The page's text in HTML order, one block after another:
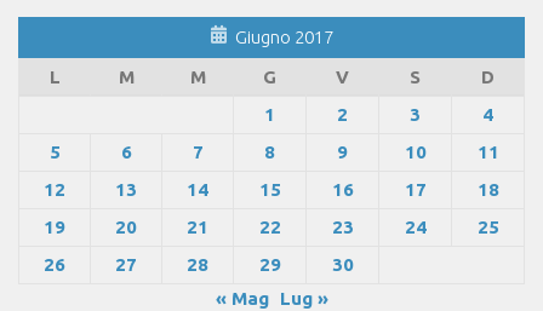
Giugno 2017
L
M M G V S
D
1
2 3
4
5
6 7 8 9 10
11
12
13 14 15 16 17
18
19
20 21 22 23 24
25
26
27 28 29
30
« Mag
Lug »